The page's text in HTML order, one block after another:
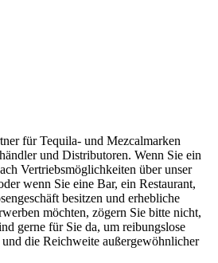
für Tequila- und Mezcalmarken
und Distributoren. Wenn Sie ein
Vertriebsmöglichkeiten über unser
wenn Sie eine Bar, ein Restaurant,
besitzen und erhebliche
möchten, zögern Sie bitte nicht,
gerne für Sie da, um reibungslose
die Reichweite außergewöhnlicher